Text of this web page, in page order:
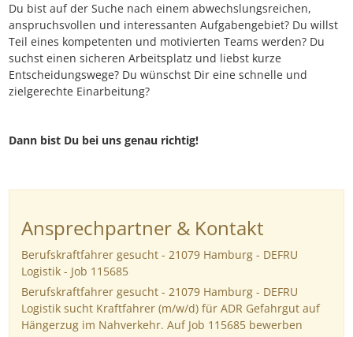
Du bist auf der Suche nach einem abwechslungsreichen,
anspruchsvollen und interessanten Aufgabengebiet? Du willst
Teil eines kompetenten und motivierten Teams werden? Du
suchst einen sicheren Arbeitsplatz und liebst kurze
Entscheidungswege? Du wünschst Dir eine schnelle und
zielgerechte Einarbeitung?
Dann bist Du bei uns genau richtig!
Ansprechpartner & Kontakt
Berufskraftfahrer gesucht - 21079 Hamburg - DEFRU
Logistik - Job 115685
Berufskraftfahrer gesucht - 21079 Hamburg - DEFRU
Logistik sucht Kraftfahrer (m/w/d) für ADR Gefahrgut auf
Hängerzug im Nahverkehr. Auf Job 115685 bewerben